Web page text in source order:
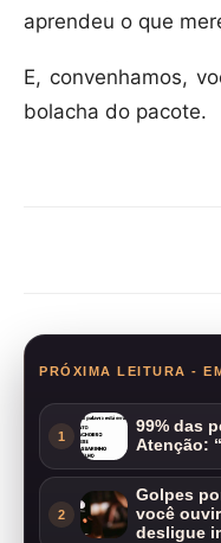
aprendeu o que
E, convenhamos,
bolacha do pacote.
PRÓXIMA LEITURA -
1
99% das
Atenção:
2
Golpes
você
desligue